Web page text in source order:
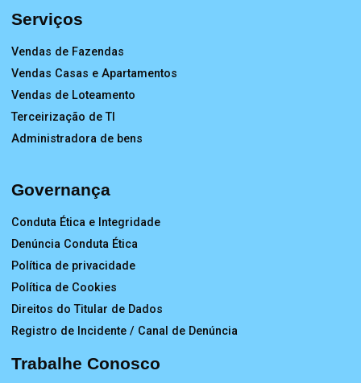
Serviços
Vendas de Fazendas
Vendas Casas e Apartamentos
Vendas de Loteamento
Terceirização de TI
Administradora de bens
Governança
Conduta Ética e Integridade
Denúncia Conduta Ética
Política de privacidade
Política de Cookies
Direitos do Titular de Dados
Registro de Incidente / Canal de Denúncia
Trabalhe Conosco